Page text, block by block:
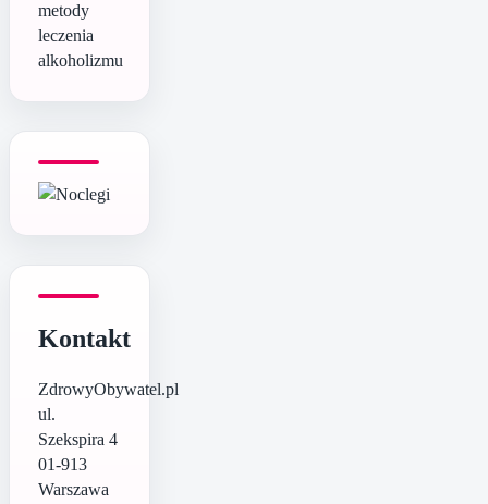
metody
leczenia
alkoholizmu
Kontakt
ZdrowyObywatel.pl
ul.
Szekspira 4
01-913
Warszawa